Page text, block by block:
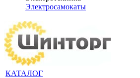
Электросамокаты
КАТАЛОГ